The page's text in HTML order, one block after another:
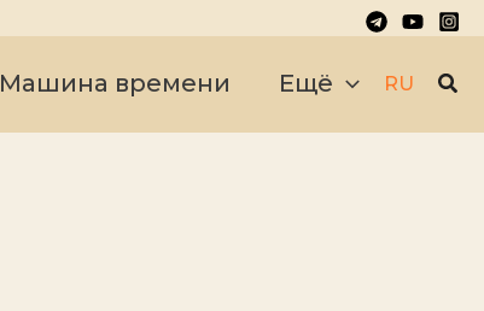
Машина времени Ещё RU